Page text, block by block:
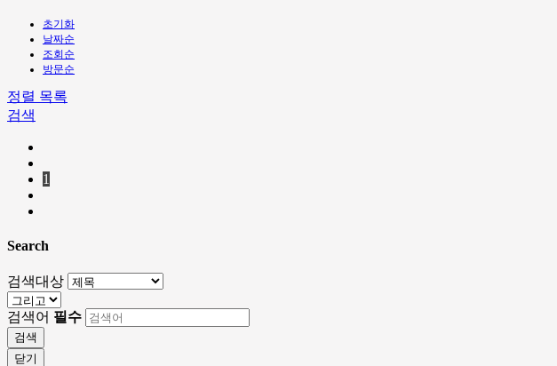
초기화
날짜순
조회순
방문순
정렬 목록
검색
1
Search
검색대상
검색어 필수
검색
닫기